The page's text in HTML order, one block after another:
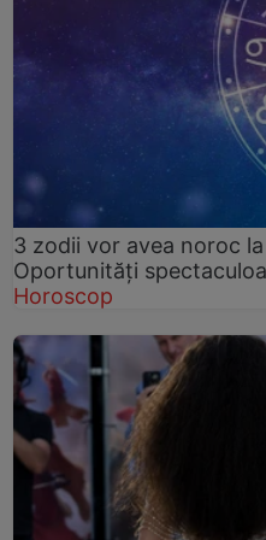
3 zodii vor avea noroc
Oportunități
Horoscop